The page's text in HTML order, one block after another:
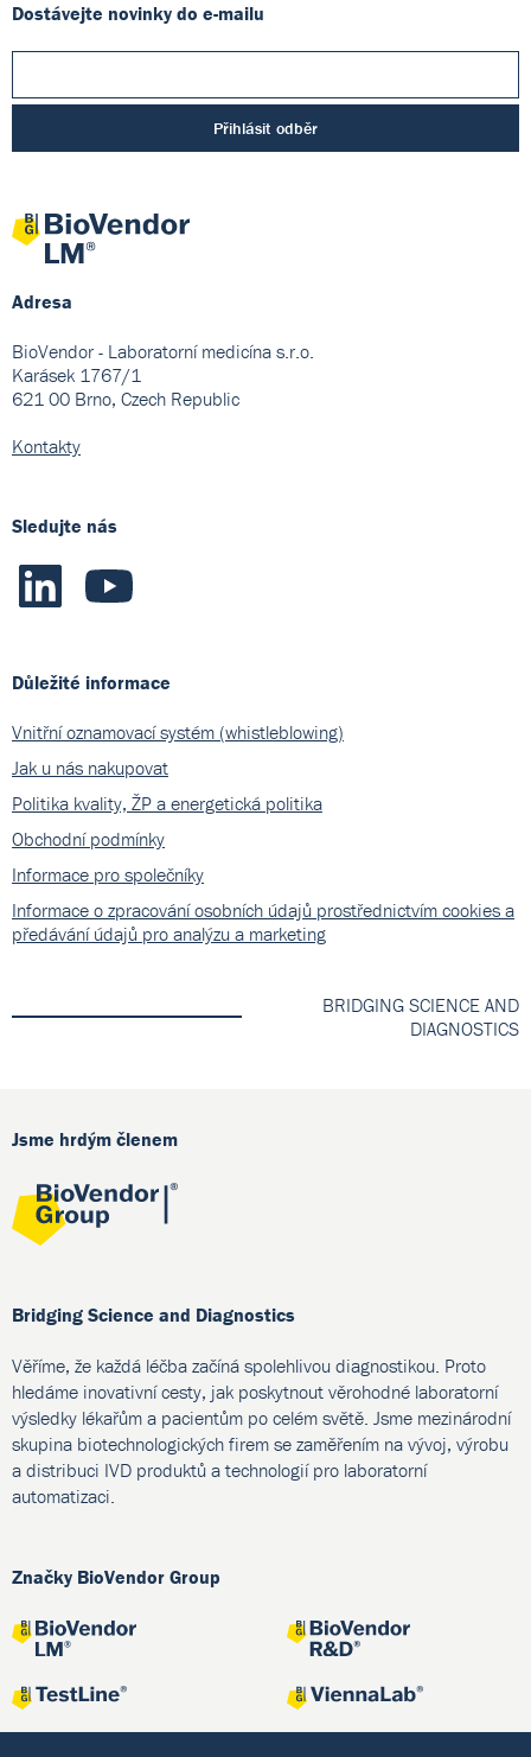
Dostávejte novinky do e-mailu
Přihlásit odběr
Adresa
BioVendor - Laboratorní medicína s.r.o.
Karásek 1767/1
621 00 Brno, Czech Republic
Kontakty
Sledujte nás
Důležité informace
Vnitřní oznamovací systém (whistleblowing)
Jak u nás nakupovat
Politika kvality, ŽP a energetická politika
Obchodní podmínky
Informace pro společníky
Informace o zpracování osobních údajů prostřednictvím cookies a
předávání údajů pro analýzu a marketing
BRIDGING SCIENCE AND
DIAGNOSTICS
Jsme hrdým členem
Bridging Science and Diagnostics
Věříme, že každá léčba začíná spolehlivou diagnostikou. Proto
hledáme inovativní cesty, jak poskytnout věrohodné laboratorní
výsledky lékařům a pacientům po celém světě. Jsme mezinárodní
skupina biotechnologických firem se zaměřením na vývoj, výrobu
a distribuci IVD produktů a technologií pro laboratorní
automatizaci.
Značky BioVendor Group